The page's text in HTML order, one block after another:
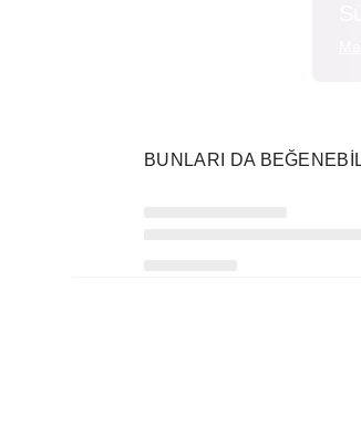
BUNLARI DA